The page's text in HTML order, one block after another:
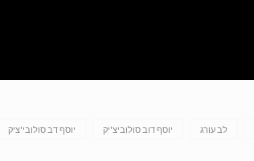
יוסף דב סולובי'ציק יוסף דוב סולוביצ'יק לב עורג